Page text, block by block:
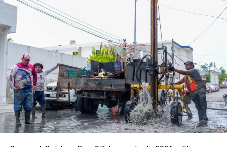
confiable y de clase mundial.
El muelle de pasajeros San Miguel continúa siendo un
punto estratégico para la economía local, al fungir como la
principal puerta de entrada para visitantes y habitantes
que se trasladan entre la isla y el continente. Su operación
impulsa el intercambio comercial, social y turístico,
generando beneficios directos para miles de familias
cozumeleñas.